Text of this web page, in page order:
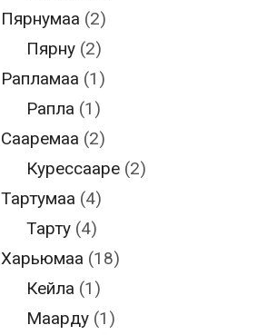
Пярнумаа (2)
Пярну (2)
Рапламаа (1)
Рапла (1)
Сааремаа (2)
Курессааре (2)
Тартумаа (4)
Тарту (4)
Харьюмаа (18)
Кейла (1)
Маарду (1)